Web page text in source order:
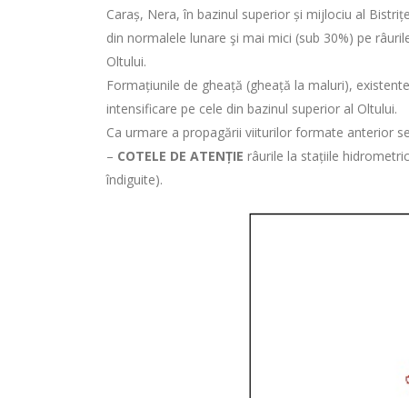
Caraș, Nera, în bazinul superior și mijlociu al
din normalele lunare şi mai mici (sub 30%) pe
Oltului.
Formațiunile de gheață (gheață la maluri),
intensificare pe cele din bazinul superior al Oltului.
Ca urmare a propagării viiturilor formate anterior
– COTELE DE ATENȚIE râurile la stațiile
îndiguite).